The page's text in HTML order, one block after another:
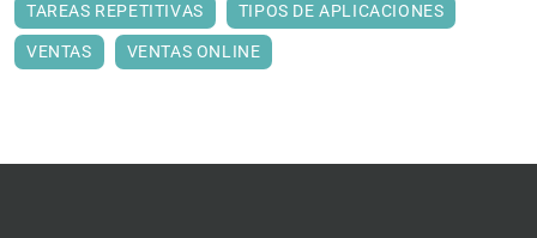
TAREAS REPETITIVAS TIPOS DE APLICACIONES
VENTAS VENTAS ONLINE